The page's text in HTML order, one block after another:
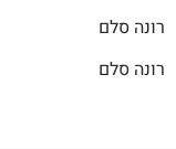
רונה סלם
רונה סלם